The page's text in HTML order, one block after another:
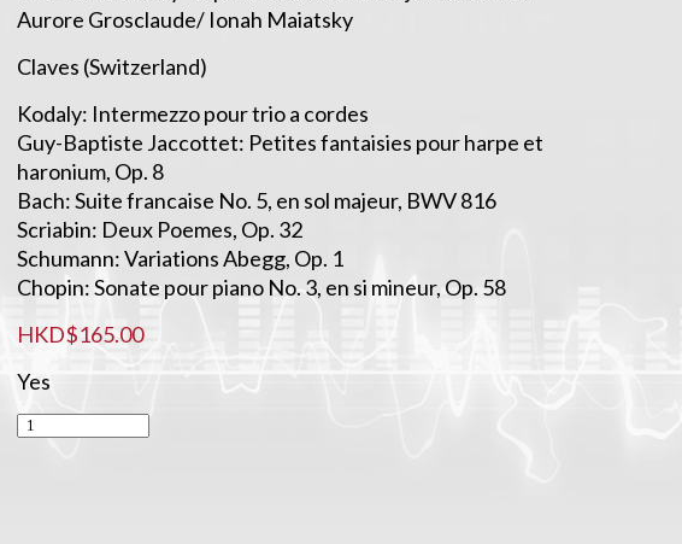
Aurore Grosclaude/ Ionah Maiatsky
Claves (Switzerland)
Kodaly: Intermezzo pour trio a cordes
Guy-Baptiste Jaccottet: Petites fantaisies pour harpe et
haronium, Op. 8
Bach: Suite francaise No. 5, en sol majeur, BWV 816
Scriabin: Deux Poemes, Op. 32
Schumann: Variations Abegg, Op. 1
Chopin: Sonate pour piano No. 3, en si mineur, Op. 58
HKD$165.00
Yes